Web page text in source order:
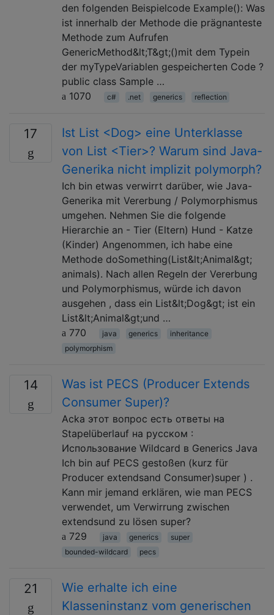
den folgenden Beispielcode Example(): Was
ist innerhalb der Methode die prägnanteste
Methode zum Aufrufen
GenericMethod&lt;T&gt;()mit dem Typein
der myTypeVariablen gespeicherten Code ?
public class Sample …
1070
c# .net generics reflection
17
Ist List <Dog> eine Unterklasse
von List <Tier>? Warum sind Java-
Generika nicht implizit polymorph?
Ich bin etwas verwirrt darüber, wie Java-
Generika mit Vererbung / Polymorphismus
umgehen. Nehmen Sie die folgende
Hierarchie an - Tier (Eltern) Hund - Katze
(Kinder) Angenommen, ich habe eine
Methode doSomething(List&lt;Animal&gt;
animals). Nach allen Regeln der Vererbung
und Polymorphismus, würde ich davon
ausgehen , dass ein List&lt;Dog&gt; ist ein
List&lt;Animal&gt;und …
770
java generics
inheritance
polymorphism
14
Was ist PECS (Producer Extends
Consumer Super)?
Ackа этот вопрос есть ответы на
Stapelüberlauf на русском :
Использование Wildcard в Generics Java
Ich bin auf PECS gestoßen (kurz für
Producer extendsand Consumer)super ) .
Kann mir jemand erklären, wie man PECS
verwendet, um Verwirrung zwischen
extendsund zu lösen super?
729
java generics
super
bounded-wildcard
pecs
21
Wie erhalte ich eine
Klasseninstanz vom generischen